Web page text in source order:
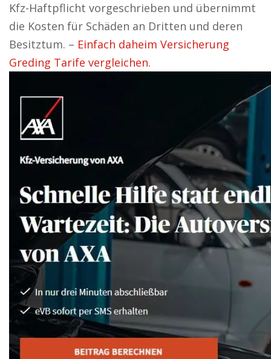
Kfz-Haftpflicht vorgeschrieben und übernimmt
die Kosten für Schäden an Dritten und deren
Besitztum. – Einfach daheim Versicherung
Greding Tarife vergleichen.